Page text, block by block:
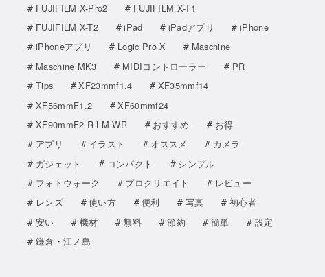
FUJIFILM X-Pro2
FUJIFILM X-T1
FUJIFILM X-T2
iPad iPadアプリ
iPhone
iPhoneアプリ
Logic Pro X
Maschine
Maschine MK3
MIDIコントローラー
PR
Tips
XF23mmf1.4
XF35mmf14
XF56mmF1.2
XF60mmf24
XF90mmF2 R LM WR
おすすめ
お得
アプリ
イラスト オススメ
カメラ
ガジェット
コンパクト
シンプル
フォトウォーク
プロクリエイト
レビュー
レンズ
使い方 便利 写真
初心者
安い
機材 無料 節約 簡単
設定
鎌倉・江ノ島